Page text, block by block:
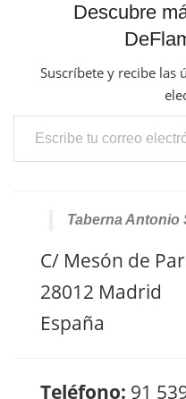
Descubre
Suscríbete y recibe las
Escribe tu correo electrónico…
Taberna Antonio
C/ Mesón de
28012 Madrid
España
Teléfono: 91